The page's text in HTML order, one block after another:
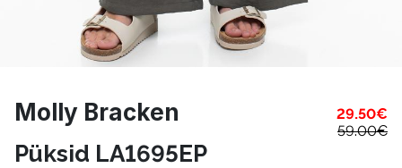
Molly Bracken 29.50€
59.00€
Püksid LA1695EP